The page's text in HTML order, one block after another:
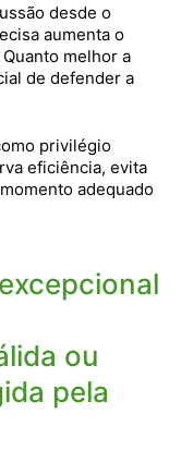
desde o
aumenta o
melhor a
de defender a
privilégio
eficiência, evita
adequado
ou
pela